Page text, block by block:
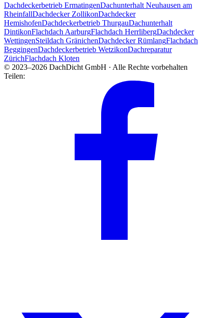
Dachdeckerbetrieb ErmatingenDachunterhalt Neuhausen am
RheinfallDachdecker ZollikonDachdecker
HemishofenDachdeckerbetrieb ThurgauDachunterhalt
DintikonFlachdach AarburgFlachdach HerrlibergDachdecker
WettingenSteildach GränichenDachdecker RümlangFlachdach
BeggingenDachdeckerbetrieb WetzikonDachreparatur
ZürichFlachdach Kloten
© 2023–2026 DachDicht GmbH · Alle Rechte vorbehalten
Teilen: